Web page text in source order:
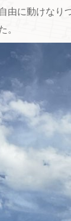
に動けな
。